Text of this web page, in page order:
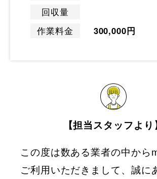
回収量
作業料金
300,000円
【担当スタッフより
この度は数ある業者の中から
ご利用いただきまして、誠に